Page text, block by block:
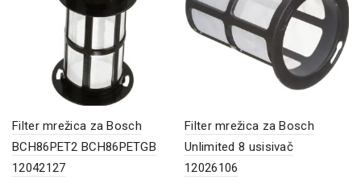
Filter mrežica za Bosch
BCH86PET2 BCH86PETGB
12042127
Filter mrežica za Bosch
Unlimited 8 usisivač
12026106